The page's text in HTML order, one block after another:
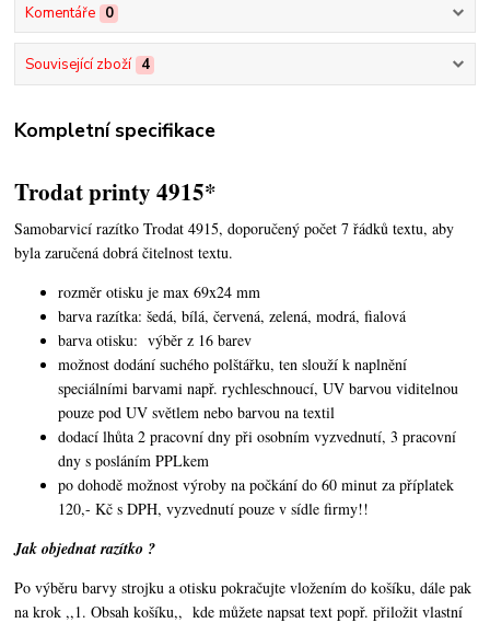
Komentáře 0
Související zboží 4
Kompletní specifikace
Trodat printy 4915*
Samobarvicí razítko Trodat 4915, doporučený počet 7 řádků textu, aby
byla zaručená dobrá čitelnost textu.
rozměr otisku je max 69x24 mm
barva razítka: šedá, bílá, červená, zelená, modrá, fialová
barva otisku: výběr z 16 barev
možnost dodání suchého polštářku, ten slouží k naplnění
speciálními barvami např. rychleschnoucí, UV barvou viditelnou
pouze pod UV světlem nebo barvou na textil
dodací lhůta 2 pracovní dny při osobním vyzvednutí, 3 pracovní
dny s posláním PPLkem
po dohodě možnost výroby na počkání do 60 minut za příplatek
120,- Kč s DPH, vyzvednutí pouze v sídle firmy!!
Jak objednat razítko ?
Po výběru barvy strojku a otisku pokračujte vložením do košíku, dále pak
na krok ,,1. Obsah košíku,, kde můžete napsat text popř. přiložit vlastní